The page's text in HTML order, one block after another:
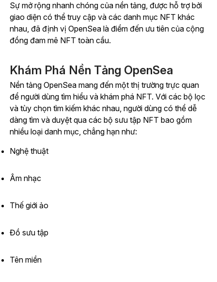
Sự mở rộng nhanh chóng của nền tảng, được hỗ trợ bởi
giao diện có thể truy cập và các danh mục NFT khác
nhau, đã định vị OpenSea là điểm đến ưu tiên của cộng
đồng đam mê NFT toàn cầu.
Khám Phá Nền Tảng OpenSea
Nền tảng OpenSea mang đến một thị trường trực quan
để người dùng tìm hiểu và khám phá NFT. Với các bộ lọc
và tùy chọn tìm kiếm khác nhau, người dùng có thể dễ
dàng tìm và duyệt qua các bộ sưu tập NFT bao gồm
nhiều loại danh mục, chẳng hạn như:
Nghệ thuật
Âm nhạc
Thế giới ảo
Đồ sưu tập
Tên miền